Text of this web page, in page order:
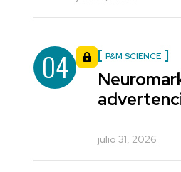
04 P&M SCIENCE
julio 31, 2026